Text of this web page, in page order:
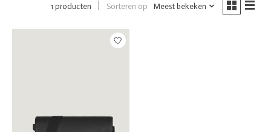
1 producten Sorteren op Meest bekeken